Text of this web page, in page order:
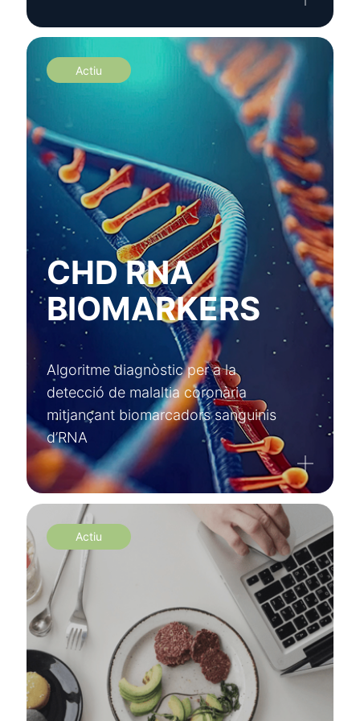
CHD RNA
BIOMARKERS
Algoritme diagnòstic per a la
detecció de malaltia coronària
mitjançant biomarcadors sanguinis
d’RNA
Actiu
Actiu